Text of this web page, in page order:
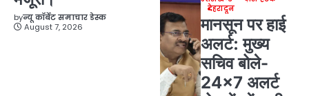
byन्यू कॉर्बेट समाचार डेस्क
August 7, 2026
देहरादून
मानसून पर हाई
अलर्ट: मुख्य
सचिव बोले-
24×7 अलर्ट